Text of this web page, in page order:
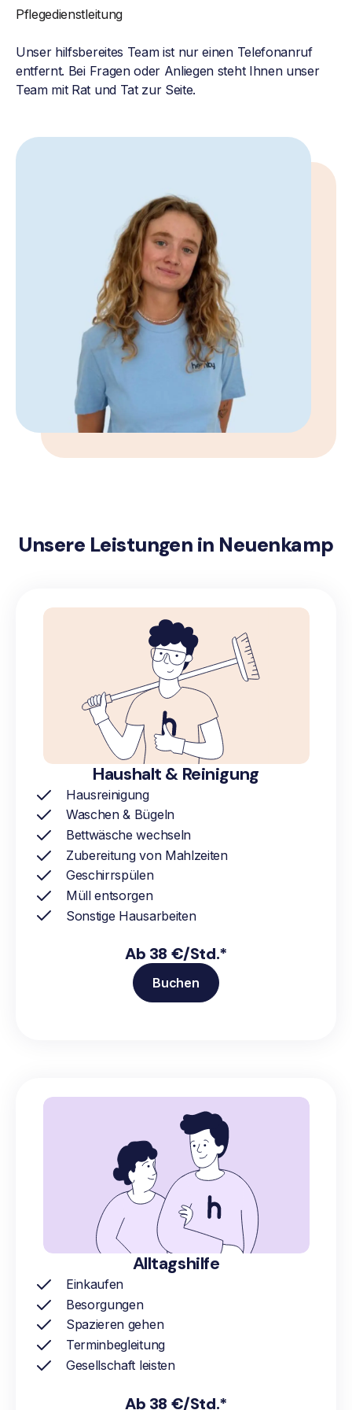
Pflegedienstleitung
Unser hilfsbereites Team ist nur einen Telefonanruf
entfernt. Bei Fragen oder Anliegen steht Ihnen unser
Team mit Rat und Tat zur Seite.
Unsere Leistungen in Neuenkamp
Haushalt & Reinigung
Hausreinigung
Waschen & Bügeln
Bettwäsche wechseln
Zubereitung von Mahlzeiten
Geschirrspülen
Müll entsorgen
Sonstige Hausarbeiten
Ab 38 €/Std.*
Buchen
Alltagshilfe
Einkaufen
Besorgungen
Spazieren gehen
Terminbegleitung
Gesellschaft leisten
Ab 38 €/Std.*